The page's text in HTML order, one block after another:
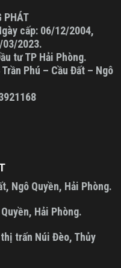
PHÁT
cấp: 06/12/2004,
2023.
tư TP Hải Phòng.
Phú – Cầu Đất – Ngô
Ngô Quyền, Hải Phòng.
Hải Phòng.
trấn Núi Đèo, Thủy